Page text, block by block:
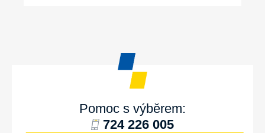
Pomoc s výběrem:
724 226 005